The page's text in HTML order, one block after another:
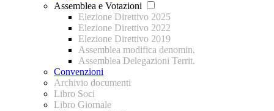
Assemblea e Votazioni
Elezione Direttivo 2025
Elezione Direttivo 2022
Elezione Direttivo 2019
Assemblea modifica denomin.
Assemblea Delegazioni Territ.
Convenzioni
Archivio documenti
Libro Soci
Libro Giornale